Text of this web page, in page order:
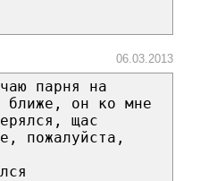
06.03.2013
парня на
ближе, он ко мне
щас
пожалуйста,